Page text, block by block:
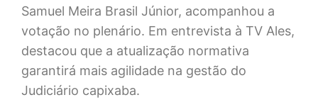
Samuel Meira Brasil Júnior, acompanhou a
votação no plenário. Em entrevista à TV Ales,
destacou que a atualização normativa
garantirá mais agilidade na gestão do
Judiciário capixaba.